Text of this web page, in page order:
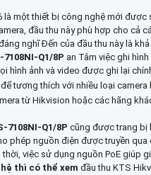
là một thiết bị công nghệ mới
đầu thu này phù hợp cho cả
nghĩ Đến của đầu thu này là
7108NI-Q1/8P an Tâm việc ghi
hình ảnh và video được ghi lại
tương thích với nhiều loại camera
từ Hikvision hoặc các hãng
7108NI-Q1/8P cũng được trang bị
phép nguồn điện được truyền
việc sử dụng nguồn PoE giúp
thì có thể xem đầu thu KTS